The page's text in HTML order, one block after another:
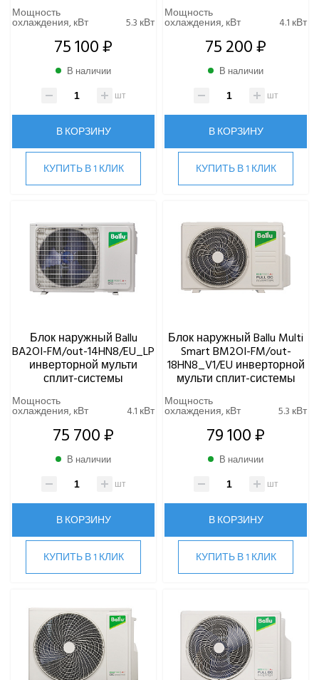
Мощность
охлаждения, кВт 5.3 кВт
75 100 ₽
В наличии
шт
В КОРЗИНУ
КУПИТЬ В 1 КЛИК
Мощность
охлаждения, кВт 4.1 кВт
75 200 ₽
В наличии
шт
В КОРЗИНУ
КУПИТЬ В 1 КЛИК
Блок наружный Ballu
BA2OI-FM/out-14HN8/EU_LP
инверторной мульти
сплит-системы
Мощность
охлаждения, кВт 4.1 кВт
75 700 ₽
В наличии
шт
В КОРЗИНУ
КУПИТЬ В 1 КЛИК
Блок наружный Ballu Multi
Smart BM2OI-FM/out-
18HN8_V1/EU инверторной
мульти сплит-системы
Мощность
охлаждения, кВт 5.3 кВт
79 100 ₽
В наличии
шт
В КОРЗИНУ
КУПИТЬ В 1 КЛИК